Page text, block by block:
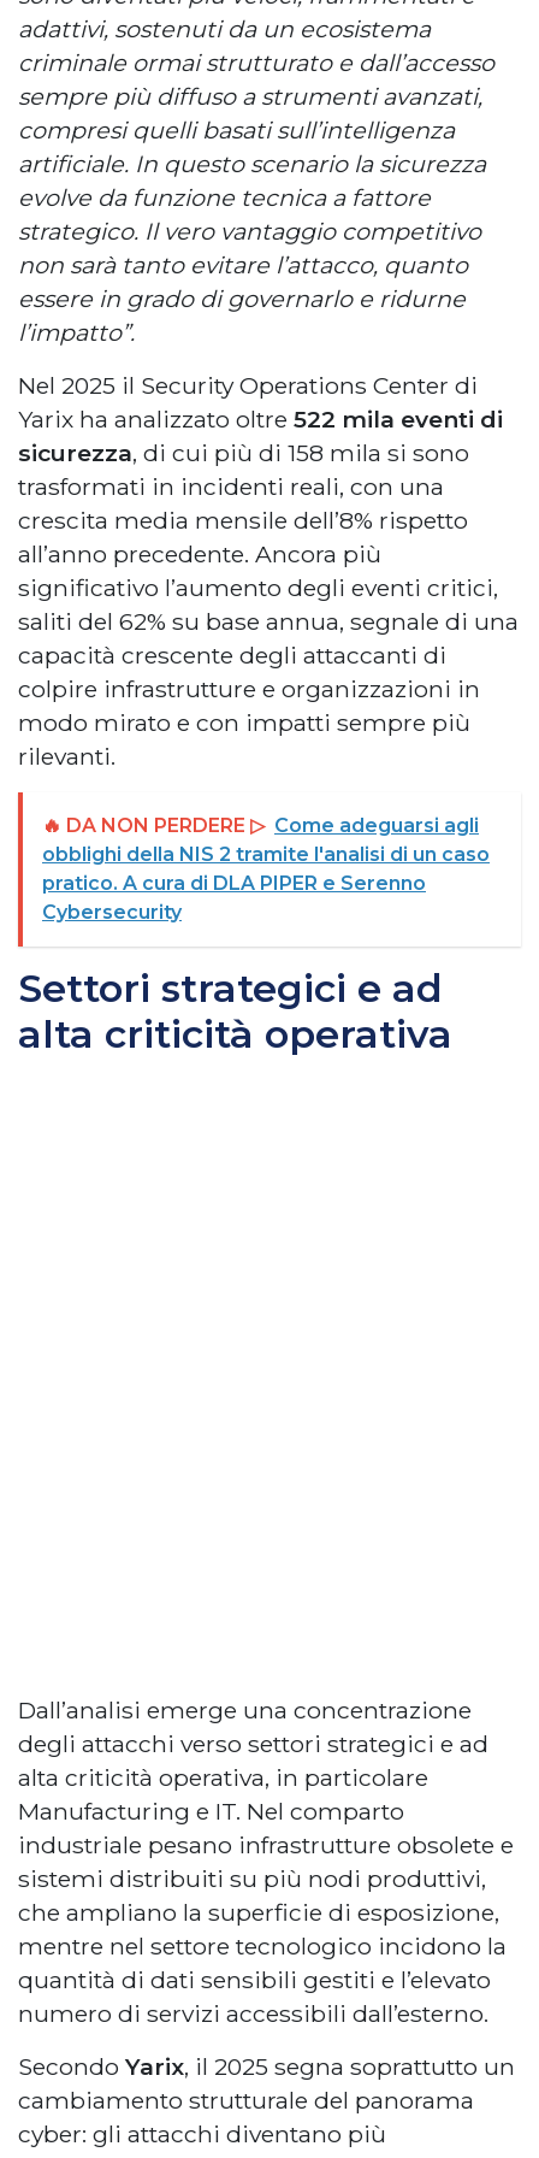
adattivi, sostenuti da un ecosistema
criminale ormai strutturato e dall’accesso
sempre più diffuso a strumenti avanzati,
compresi quelli basati sull’intelligenza
artificiale. In questo scenario la sicurezza
evolve da funzione tecnica a fattore
strategico. Il vero vantaggio competitivo
non sarà tanto evitare l’attacco, quanto
essere in grado di governarlo e ridurne
l’impatto”.
Nel 2025 il Security Operations Center di
Yarix ha analizzato oltre 522 mila eventi di
sicurezza, di cui più di 158 mila si sono
trasformati in incidenti reali, con una
crescita media mensile dell’8% rispetto
all’anno precedente. Ancora più
significativo l’aumento degli eventi critici,
saliti del 62% su base annua, segnale di una
capacità crescente degli attaccanti di
colpire infrastrutture e organizzazioni in
modo mirato e con impatti sempre più
rilevanti.
🔥 DA NON PERDERE ▷ Come adeguarsi agli
obblighi della NIS 2 tramite l'analisi di un caso
pratico. A cura di DLA PIPER e Serenno
Cybersecurity
Settori strategici e ad
alta criticità operativa
Dall’analisi emerge una concentrazione
degli attacchi verso settori strategici e ad
alta criticità operativa, in particolare
Manufacturing e IT. Nel comparto
industriale pesano infrastrutture obsolete e
sistemi distribuiti su più nodi produttivi,
che ampliano la superficie di esposizione,
mentre nel settore tecnologico incidono la
quantità di dati sensibili gestiti e l’elevato
numero di servizi accessibili dall’esterno.
Secondo Yarix, il 2025 segna soprattutto un
cambiamento strutturale del panorama
cyber: gli attacchi diventano più